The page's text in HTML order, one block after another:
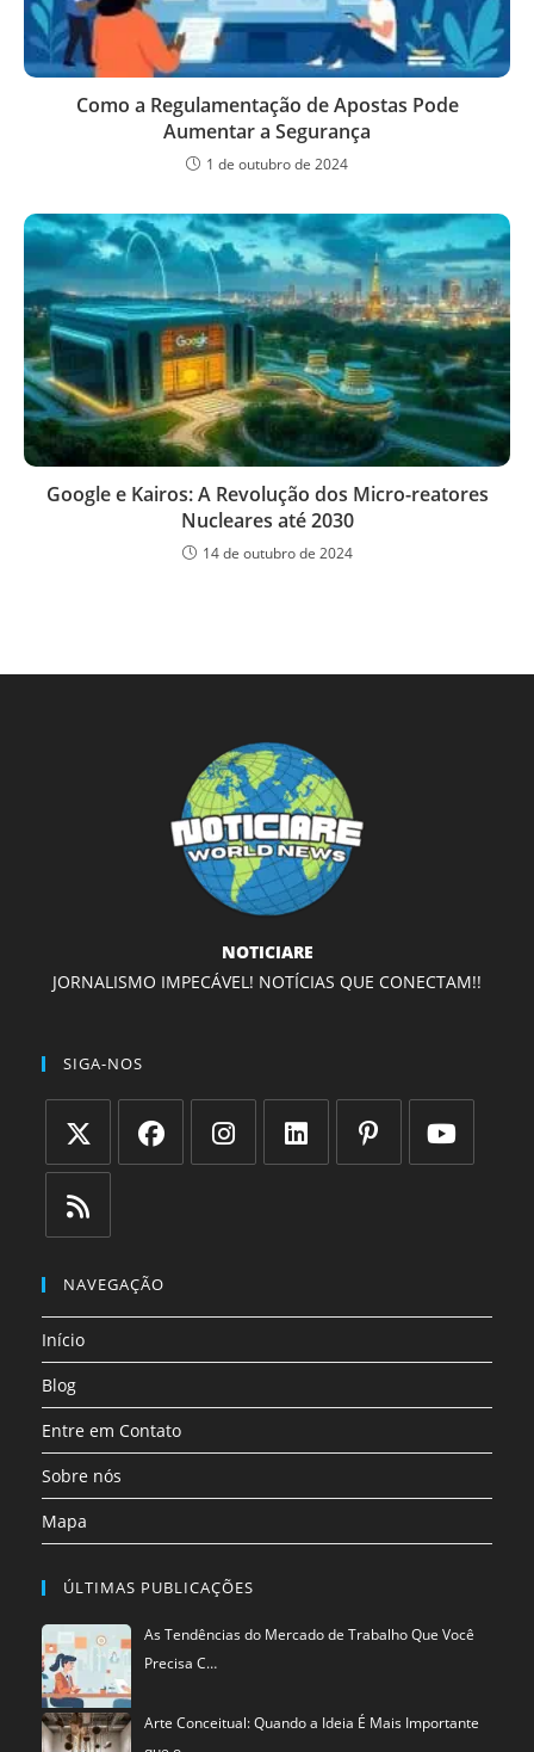
Como a Regulamentação de Apostas Pode
Aumentar a Segurança
1 de outubro de 2024
Google e Kairos: A Revolução dos Micro-reatores
Nucleares até 2030
14 de outubro de 2024
NOTICIARE
JORNALISMO IMPECÁVEL! NOTÍCIAS QUE CONECTAM!!
SIGA-NOS
Abre
em
uma
aba
aba
em
uma
nova
aba
NAVEGAÇÃO
Início
Blog
Entre em Contato
Sobre nós
Mapa
ÚLTIMAS PUBLICAÇÕES
As Tendências do Mercado de Trabalho Que Você
Precisa C…
Arte Conceitual: Quando a Ideia É Mais Importante